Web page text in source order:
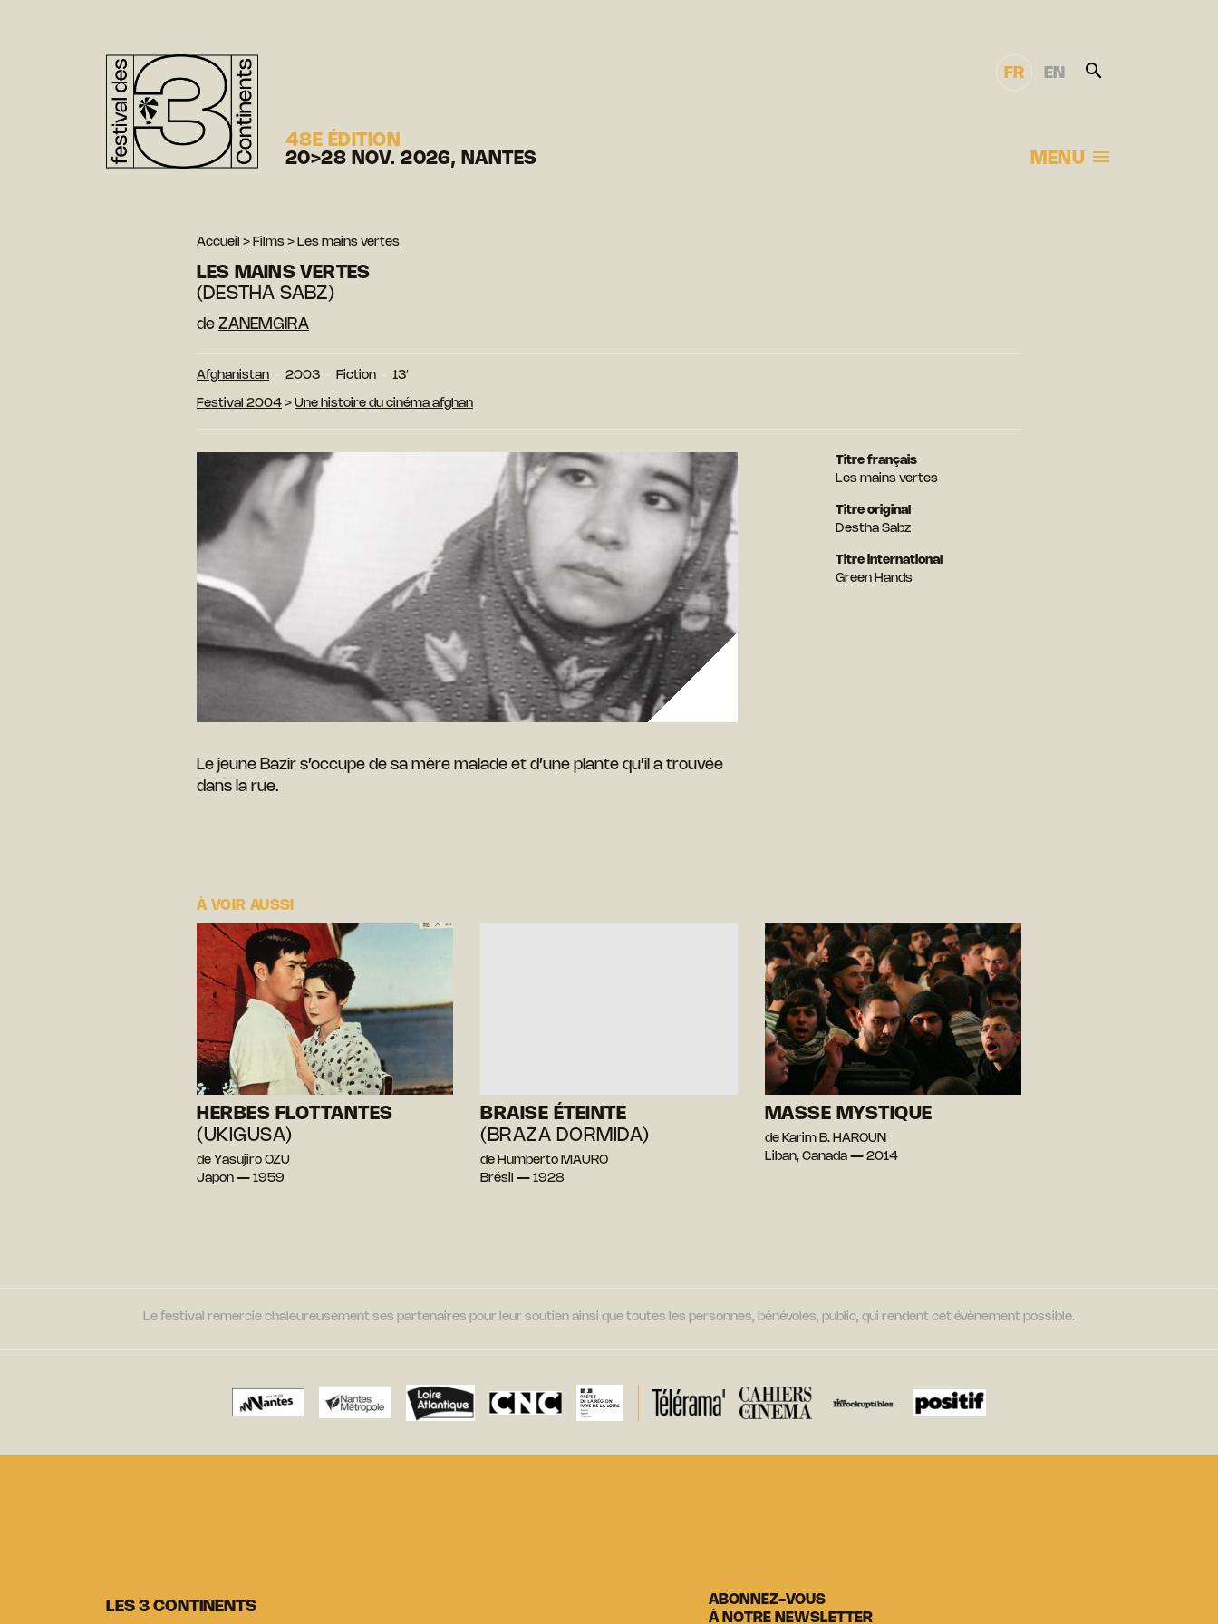
48E ÉDITION
20>28 NOV. 2026, NANTES
FR EN
MENU
Accueil > Films > Les mains vertes
LES MAINS VERTES
(DESTHA SABZ)
de ZANEMGIRA
Afghanistan 2003 Fiction 13′
Festival 2004 > Une histoire du cinéma afghan
Le jeune Bazir s’occupe de sa mère malade et d’une plante qu’il a trouvée
dans la rue.
Titre français
Les mains vertes
Titre original
Destha Sabz
Titre international
Green Hands
À VOIR AUSSI
HERBES FLOTTANTES
(UKIGUSA)
de Yasujiro OZU
Japon — 1959
BRAISE ÉTEINTE
(BRAZA DORMIDA)
de Humberto MAURO
Brésil — 1928
MASSE MYSTIQUE
de Karim B. HAROUN
Liban, Canada — 2014
Le festival remercie chaleureusement ses partenaires pour leur soutien ainsi que toutes les personnes, bénévoles, public, qui rendent cet évènement possible.
LES 3 CONTINENTS
ABONNEZ-VOUS
À NOTRE NEWSLETTER